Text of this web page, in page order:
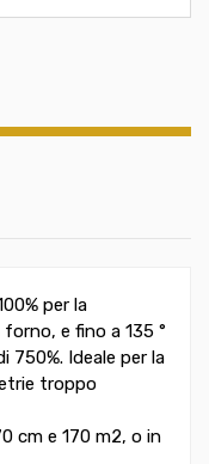
per la
e fino a 135 °
750%. Ideale per la
troppo
cm e 170 m2, o in